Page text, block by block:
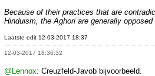
Because of their practices that are
Hinduism, the Aghori are generally
Laatste edit 12-03-2017 18:37
12-03-2017 18:36:32
@Lennox: Creuzfeld-Javob bijvoorbeeld.